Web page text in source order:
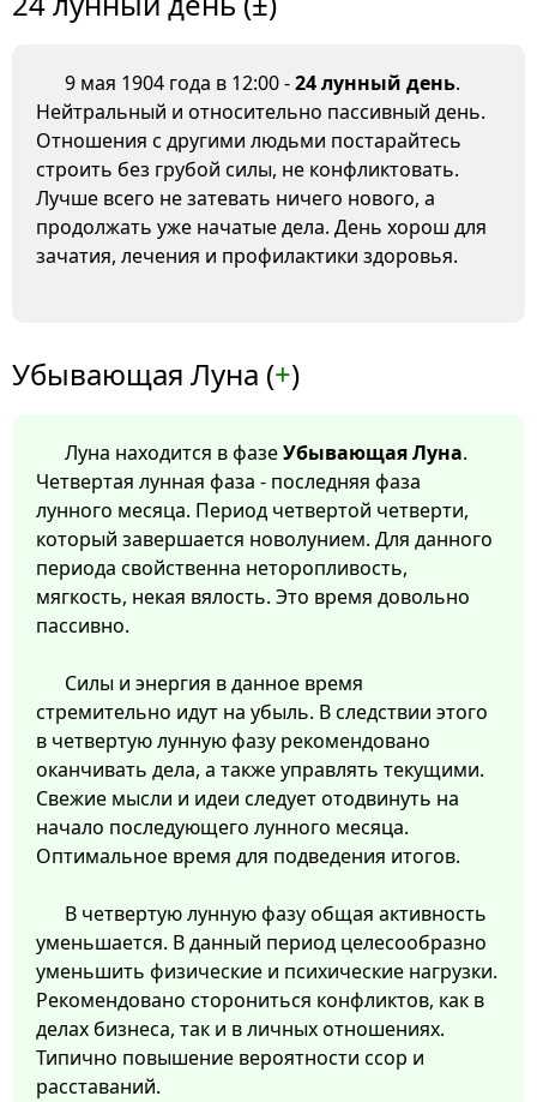
9 мая 1904 года в 12:00 -24 лунный день.
Нейтральный и относительно пассивный день.
Отношения с другими людьми постарайтесь
строить без грубой силы, не конфликтовать.
Лучше всего не затевать ничего нового, а
продолжать уже начатые дела. День хорош для
зачатия, лечения и профилактики здоровья.
Убывающая Луна (+)
Луна находится в фазеУбывающая Луна.
Четвертая лунная фаза - последняя фаза
лунного месяца. Период четвертой четверти,
который завершается новолунием. Для данного
периода свойственна неторопливость,
мягкость, некая вялость. Это время довольно
пассивно.
Силы и энергия в данное время
стремительно идут на убыль. В следствии этого
в четвертую лунную фазу рекомендовано
оканчивать дела, а также управлять текущими.
Свежие мысли и идеи следует отодвинуть на
начало последующего лунного месяца.
Оптимальное время для подведения итогов.
В четвертую лунную фазу общая активность
уменьшается. В данный период целесообразно
уменьшить физические и психические нагрузки.
Рекомендовано сторониться конфликтов, как в
делах бизнеса, так и в личных отношениях.
Типично повышение вероятности ссор и
расставаний.